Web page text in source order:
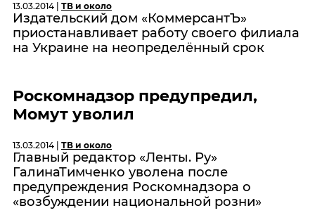
13.03.2014 | ТВ и около
Издательский дом «КоммерсантЪ»
приостанавливает работу своего филиала
на Украине на неопределённый срок
Роскомнадзор предупредил,
Момут уволил
13.03.2014 | ТВ и около
Главный редактор «Ленты. Ру»
ГалинаТимченко уволена после
предупреждения Роскомнадзора о
«возбуждении национальной розни»